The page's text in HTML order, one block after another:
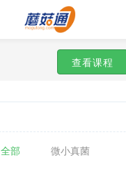
查看课程
全部 微小真菌